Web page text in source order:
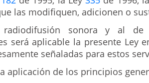
las modifiquen, adicionen o
sonora y al de
será aplicable la presente Ley
señaladas para estos
aplicación de los principios